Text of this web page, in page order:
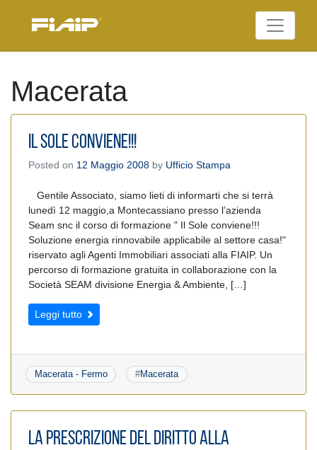
Federazione Italiana
Macerata
Il Sole conviene!!!
Posted on 12 Maggio 2008 by Ufficio Stampa
Gentile Associato, siamo lieti di informarti che si terrà
lunedì 12 maggio,a Montecassiano presso l’azienda
Seam snc il corso di formazione " Il Sole conviene!!!
Soluzione energia rinnovabile applicabile al settore casa!"
riservato agli Agenti Immobiliari associati alla FIAIP. Un
percorso di formazione gratuita in collaborazione con la
Società SEAM divisione Energia & Ambiente, […]
Leggi tutto
Macerata - Fermo #Macerata
La prescrizione del diritto alla